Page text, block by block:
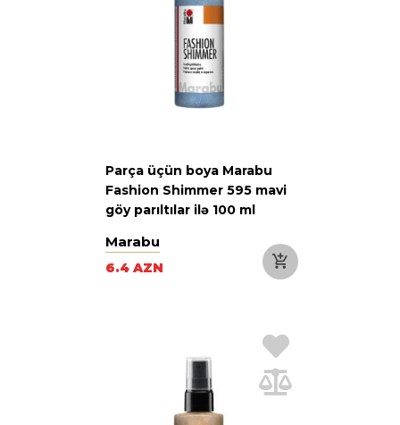
Parça üçün boya Marabu
Fashion Shimmer 595 mavi
göy parıltılar ilə 100 ml
Marabu
6.4 AZN